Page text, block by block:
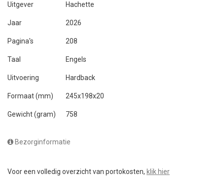
Uitgever Hachette
Jaar 2026
Pagina's 208
Taal Engels
Uitvoering Hardback
Formaat (mm) 245x198x20
Gewicht (gram) 758
Bezorginformatie
Voor een volledig overzicht van portokosten, klik hier